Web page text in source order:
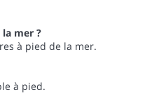
mer ?
à pied de la mer.
à pied.